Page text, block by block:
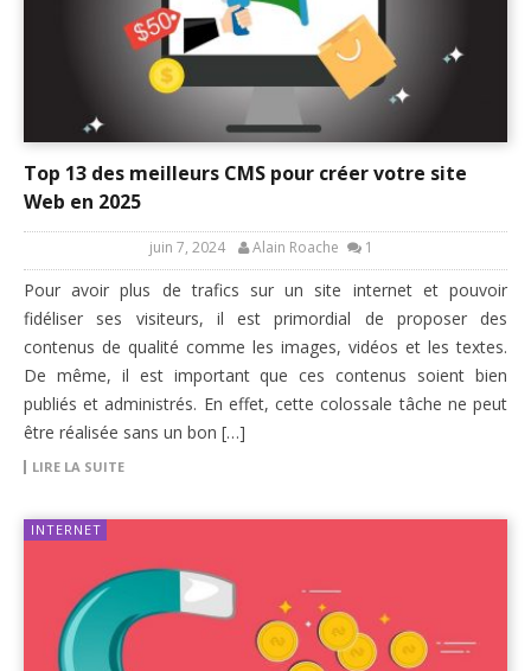
Top 13 des meilleurs CMS pour créer votre site
Web en 2025
juin 7, 2024 Alain Roache 1
Pour avoir plus de trafics sur un site internet et pouvoir
fidéliser ses visiteurs, il est primordial de proposer des
contenus de qualité comme les images, vidéos et les textes.
De même, il est important que ces contenus soient bien
publiés et administrés. En effet, cette colossale tâche ne peut
être réalisée sans un bon […]
LIRE LA SUITE
INTERNET